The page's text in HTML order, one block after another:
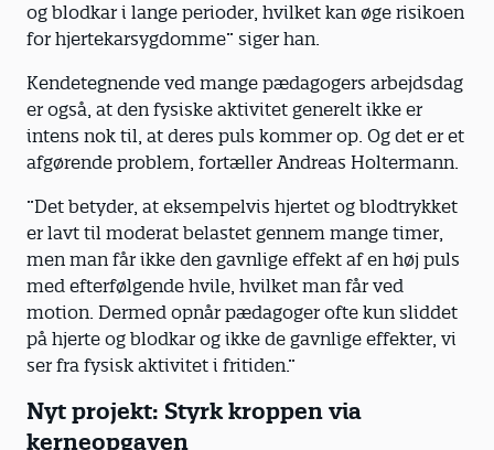
og blodkar i lange perioder, hvilket kan øge risikoen
for hjertekarsygdomme” siger han.
Kendetegnende ved mange pædagogers arbejdsdag
er også, at den fysiske aktivitet generelt ikke er
intens nok til, at deres puls kommer op. Og det er et
afgørende problem, fortæller Andreas Holtermann.
”Det betyder, at eksempelvis hjertet og blodtrykket
er lavt til moderat belastet gennem mange timer,
men man får ikke den gavnlige effekt af en høj puls
med efterfølgende hvile, hvilket man får ved
motion. Dermed opnår pædagoger ofte kun sliddet
på hjerte og blodkar og ikke de gavnlige effekter, vi
ser fra fysisk aktivitet i fritiden.”
Nyt projekt: Styrk kroppen via
kerneopgaven